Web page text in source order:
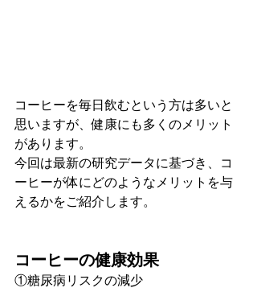
コーヒーを毎日飲むという方は多いと
思いますが、健康にも多くのメリット
があります。
今回は最新の研究データに基づき、コ
ーヒーが体にどのようなメリットを与
えるかをご紹介します。
コーヒーの健康効果
①糖尿病リスクの減少